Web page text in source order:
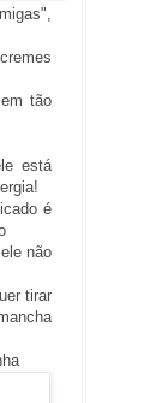
tão
está
é
não
tirar